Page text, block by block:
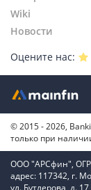
Wiki
Новости
Оцените нас:
© 2015 - 2026,
только при
ООО "АРСфин",
адрес: 117342, г.
ул. Бутлерова, д.